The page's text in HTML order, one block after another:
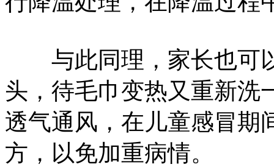
与此同理，家长也可
头，待毛巾变热又重新洗
透气通风，在儿童感冒期
方，以免加重病情。